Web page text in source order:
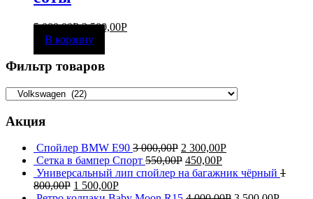
5 000,00Р 3 500,00Р
В корзину
Фильтр товаров
Акция
Спойлер BMW E90 3 000,00Р 2 300,00Р
Сетка в бампер Спорт 550,00Р 450,00Р
Универсальный лип спойлер на багажник чёрный 1
800,00Р 1 500,00Р